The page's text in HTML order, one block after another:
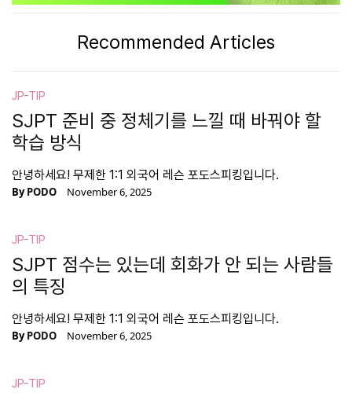
Recommended Articles
JP-TIP
SJPT 준비 중 정체기를 느낄 때 바꿔야 할
학습 방식
안녕하세요! 무제한 1:1 외국어 레슨 포도스피킹입니다.
ByPODO November 6, 2025
JP-TIP
SJPT 점수는 있는데 회화가 안 되는 사람들
의 특징
안녕하세요! 무제한 1:1 외국어 레슨 포도스피킹입니다.
ByPODO November 6, 2025
JP-TIP